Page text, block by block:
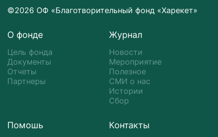
©2026 ОФ «Благотворительный фонд «Харекет»
О фонде
Цель фонда
Документы
Отчеты
Партнеры
Журнал
Новости
Мероприятие
Полезное
СМИ о нас
Истории
Сбор
Помошь Контакты